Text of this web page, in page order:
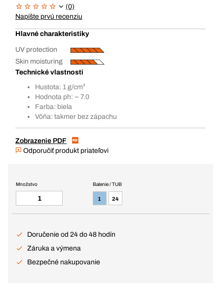
(0)
Napíšte prvú recenziu
Hlavné charakteristiky
UV protection
Skin moisturing
Technické vlastnosti
Hustota: 1 g/cm³
Hodnota ph: ~ 7.0
Farba: biela
Vôňa: takmer bez zápachu
Zobrazenie PDF
Odporučiť produkt priateľovi
Balenie / TUB
1 24
Množstvo
Doručenie od 24 do 48 hodín
Záruka a výmena
Bezpečné nakupovanie